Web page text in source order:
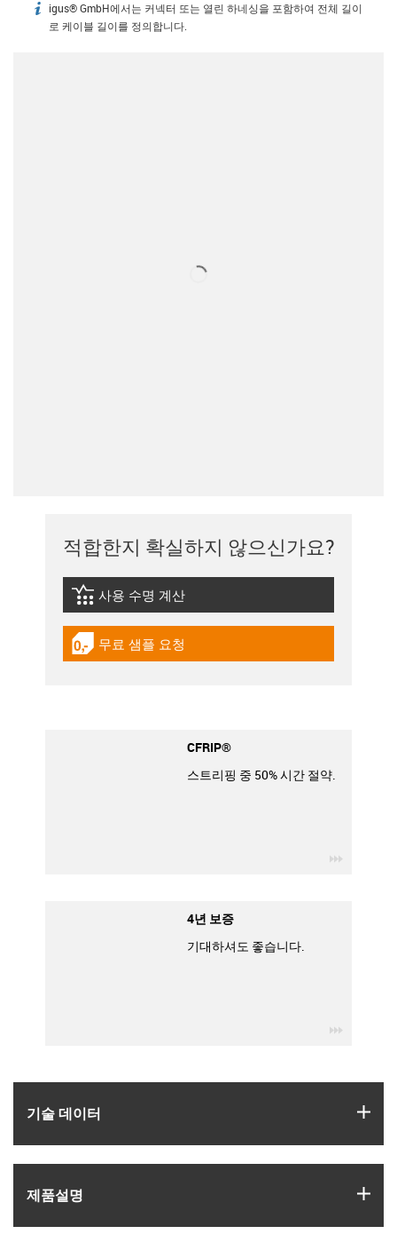
igus-icon-info
igus® GmbH에서는 커넥터 또는 열린 하네싱을 포함하여 전체 길이
로 케이블 길이를 정의합니다.
기술 데이터
제품­설명
적합한지 확실하지 않으신가요?
igus-icon-lebensdauerrechner
사용 수명 계산
igus-icon-gratismuster
무료 샘플 요청
CFRIP®
스트리핑 중 50% 시간 절약.
4년 보증
기대하셔도 좋습니다.